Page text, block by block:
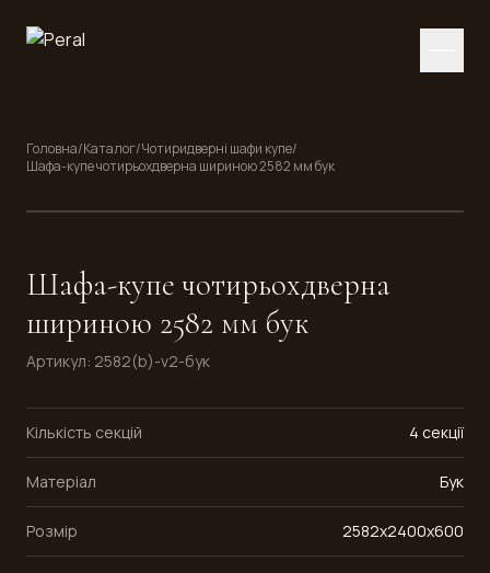
Головна/Каталог/Чотиридверні шафи купе/
Шафа-купе чотирьохдверна шириною 2582 мм бук
Шафа-купе чотирьохдверна
шириною 2582 мм бук
Артикул: 2582(b)-v2-бук
Кількість секцій 4 секції
Матеріал Бук
Розмір 2582x2400x600